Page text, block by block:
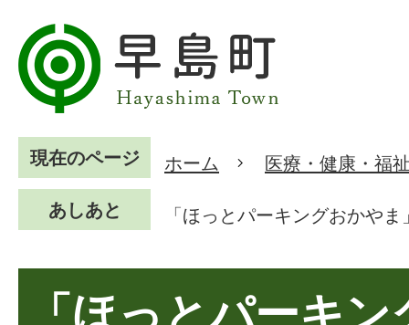
現在のページ ホーム 医療・健康・福
あしあと 「ほっとパーキングおかや
「ほっとパーキ